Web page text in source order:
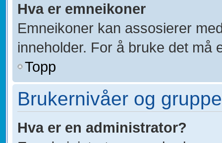
Hva er emneikoner
Emneikoner kan assosierer
inneholder. For å bruke det må
Topp
Brukernivåer og
Hva er en administrator?